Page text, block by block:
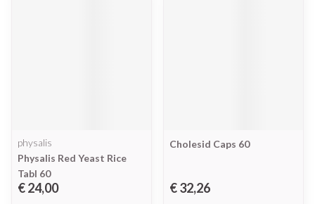
physalis
Physalis Red Yeast Rice
Tabl 60
€ 24,00
Cholesid Caps 60
€ 32,26